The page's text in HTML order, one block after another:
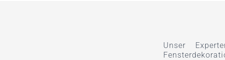
Unser